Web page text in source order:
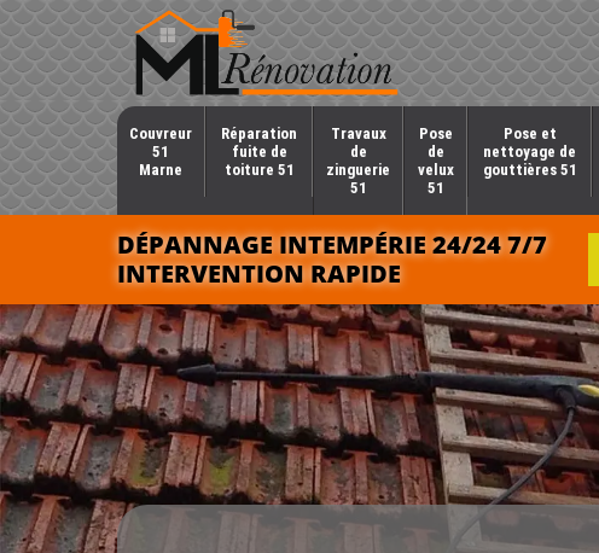
Couvreur
51
Marne
Réparation
fuite de
toiture 51
Travaux
de
zinguerie
51
Pose
de
velux
51
Pose et
nettoyage de
gouttières 51
DÉPANNAGE INTEMPÉRIE 24/24 7/7
INTERVENTION RAPIDE